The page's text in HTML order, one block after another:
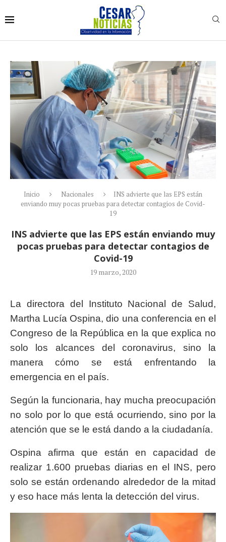
Inicio Nacionales
INS advierte que las EPS están
enviando muy pocas pruebas para detectar contagios de Covid-
19
INS advierte que las EPS están enviando muy
pocas pruebas para detectar contagios de
Covid-19
19 marzo, 2020
La directora del Instituto Nacional de Salud,
Martha Lucía Ospina, dio una conferencia en el
Congreso de la República en la que explica no
solo los alcances del coronavirus, sino la
manera cómo se está enfrentando la
emergencia en el país.
Según la funcionaria, hay mucha preocupación
no solo por lo que está ocurriendo, sino por la
atención que se le está dando a la ciudadanía.
Ospina afirma que están en capacidad de
realizar 1.600 pruebas diarias en el INS, pero
solo se están ordenando alrededor de la mitad
y eso hace más lenta la detección del virus.